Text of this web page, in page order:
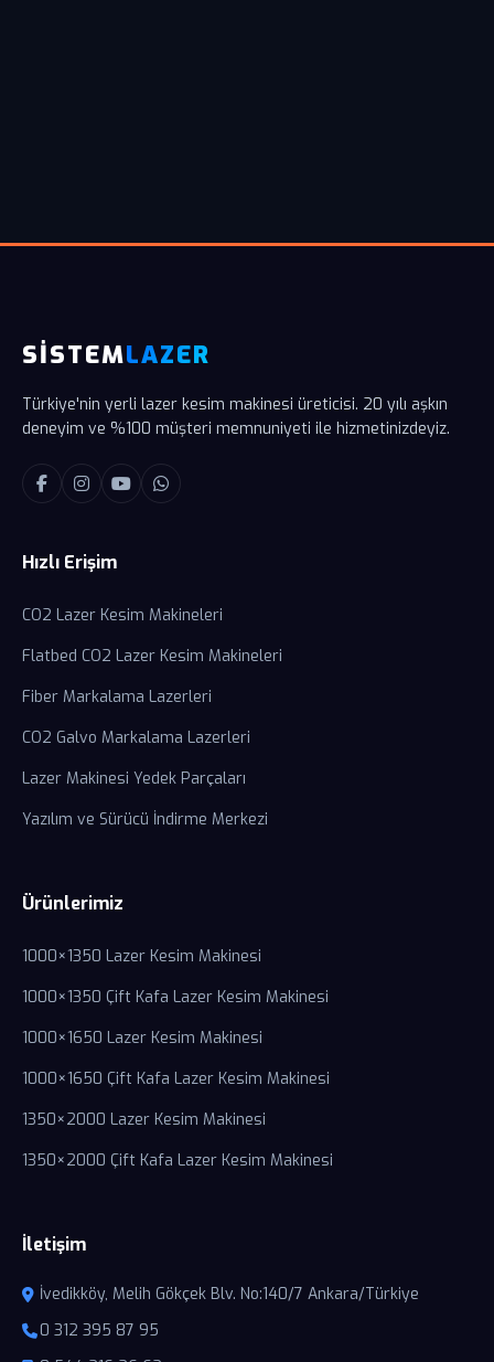
SİSTEMLAZER
Türkiye'nin yerli lazer kesim makinesi üreticisi. 20 yılı aşkın
deneyim ve %100 müşteri memnuniyeti ile hizmetinizdeyiz.
Hızlı Erişim
CO2 Lazer Kesim Makineleri
Flatbed CO2 Lazer Kesim Makineleri
Fiber Markalama Lazerleri
CO2 Galvo Markalama Lazerleri
Lazer Makinesi Yedek Parçaları
Yazılım ve Sürücü İndirme Merkezi
Ürünlerimiz
1000×1350 Lazer Kesim Makinesi
1000×1350 Çift Kafa Lazer Kesim Makinesi
1000×1650 Lazer Kesim Makinesi
1000×1650 Çift Kafa Lazer Kesim Makinesi
1350×2000 Lazer Kesim Makinesi
1350×2000 Çift Kafa Lazer Kesim Makinesi
İletişim
İvedikköy, Melih Gökçek Blv. No:140/7 Ankara/Türkiye
0 312 395 87 95